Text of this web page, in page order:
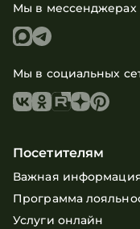
Мы в мессенджерах
Мы в социальных
Посетителям
Важная
Программа
Услуги онлайн